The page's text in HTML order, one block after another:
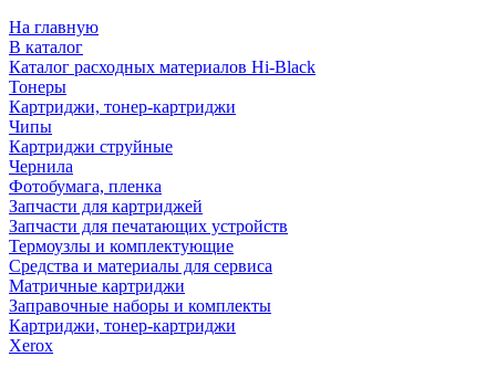
На главную
В каталог
Каталог расходных материалов Hi-Black
Тонеры
Картриджи, тонер-картриджи
Чипы
Картриджи струйные
Чернила
Фотобумага, пленка
Запчасти для картриджей
Запчасти для печатающих устройств
Термоузлы и комплектующие
Средства и материалы для сервиса
Матричные картриджи
Заправочные наборы и комплекты
Картриджи, тонер-картриджи
Xerox